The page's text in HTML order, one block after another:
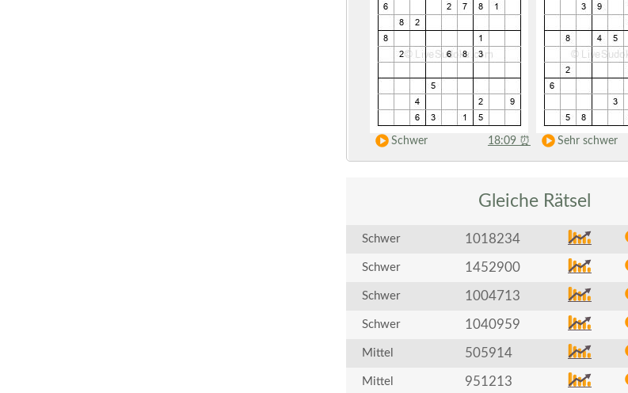
Schwer 18:09 ⏰ Sehr schwer
Gleiche Rätsel
Schwer 1018234
Schwer 1452900
Schwer 1004713
Schwer 1040959
Mittel 505914
Mittel 951213